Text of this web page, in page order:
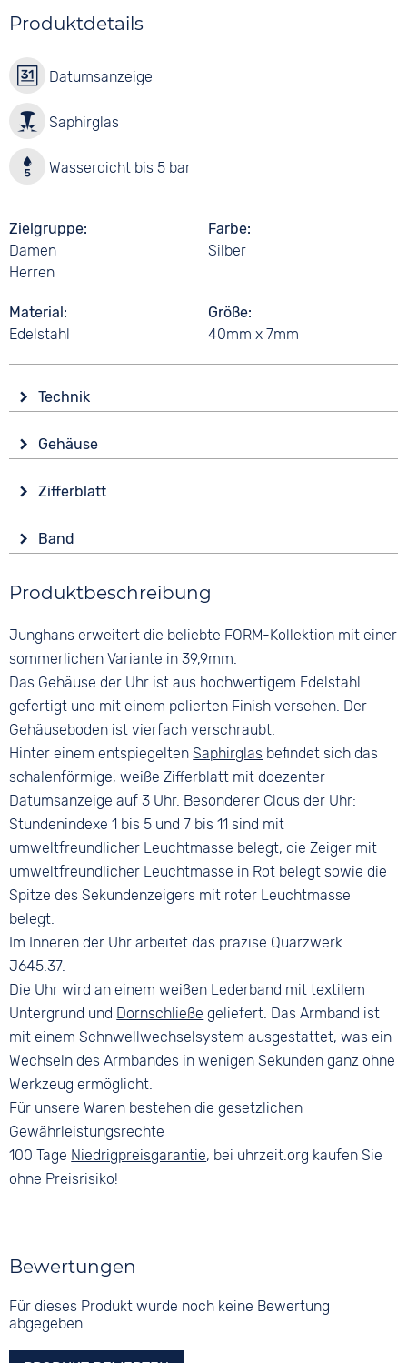
Produktdetails
Datumsanzeige
Saphirglas
Wasserdicht bis 5 bar
Zielgruppe
Damen
Herren
Farbe
Silber
Material
Edelstahl
Größe
40mm x 7mm
Technik
Batterie (Quarz)
Funktionen
Datumsanzeige
Wasserdicht
5 bar
Gehäuse
Saphirglas
Form
Rund
Material
Farbe
Silber
Zifferblatt
Analog
Weiß
Ziffern
Keine
Band
Weiß
Material
Leder
Bandschließe
Dornschließe
Produktbeschreibung
Junghans erweitert die beliebte FORM-Kollektion mit einer
sommerlichen Variante in 39,9mm.
Das Gehäuse der Uhr ist aus hochwertigem Edelstahl
gefertigt und mit einem polierten Finish versehen. Der
Gehäuseboden ist vierfach verschraubt.
Hinter einem entspiegeltenSaphirglas befindet sich das
schalenförmige, weiße Zifferblatt mit ddezenter
Datumsanzeige auf 3 Uhr. Besonderer Clous der Uhr:
Stundenindexe 1 bis 5 und 7 bis 11 sind mit
umweltfreundlicher Leuchtmasse belegt, die Zeiger mit
umweltfreundlicher Leuchtmasse in Rot belegt sowie die
Spitze des Sekundenzeigers mit roter Leuchtmasse
belegt.
Im Inneren der Uhr arbeitet das präzise Quarzwerk
J645.37.
Die Uhr wird an einem weißen Lederband mit textilem
Untergrund und Dornschließe geliefert. Das Armband ist
mit einem Schnwellwechselsystem ausgestattet, was ein
Wechseln des Armbandes in wenigen Sekunden ganz ohne
Werkzeug ermöglicht.
Für unsere Waren bestehen die gesetzlichen
Gewährleistungsrechte
100 Tage Niedrigpreisgarantie, bei uhrzeit.org kaufen Sie
ohne Preisrisiko!
Bewertungen
Für dieses Produkt wurde noch keine Bewertung
abgegeben